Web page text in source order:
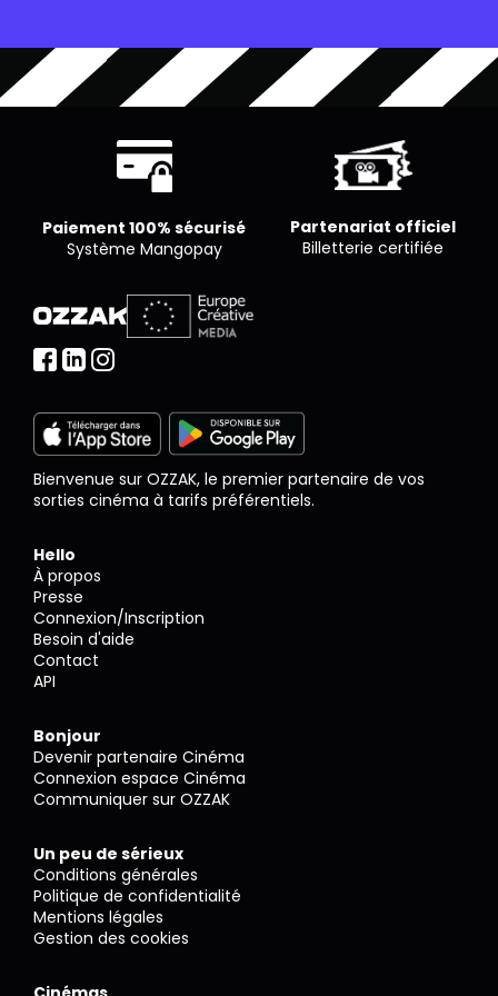
Paiement 100% sécurisé
Système Mangopay
Partenariat officiel
Billetterie certifiée
Bienvenue sur OZZAK, le premier partenaire de vos
sorties cinéma à tarifs préférentiels.
Hello
À propos
Presse
Connexion/Inscription
Besoin d'aide
Contact
API
Bonjour
Devenir partenaire Cinéma
Connexion espace Cinéma
Communiquer sur OZZAK
Un peu de sérieux
Conditions générales
Politique de confidentialité
Mentions légales
Gestion des cookies